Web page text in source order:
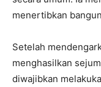
menertibkan
Setelah
menghasilkan
diwajibkan